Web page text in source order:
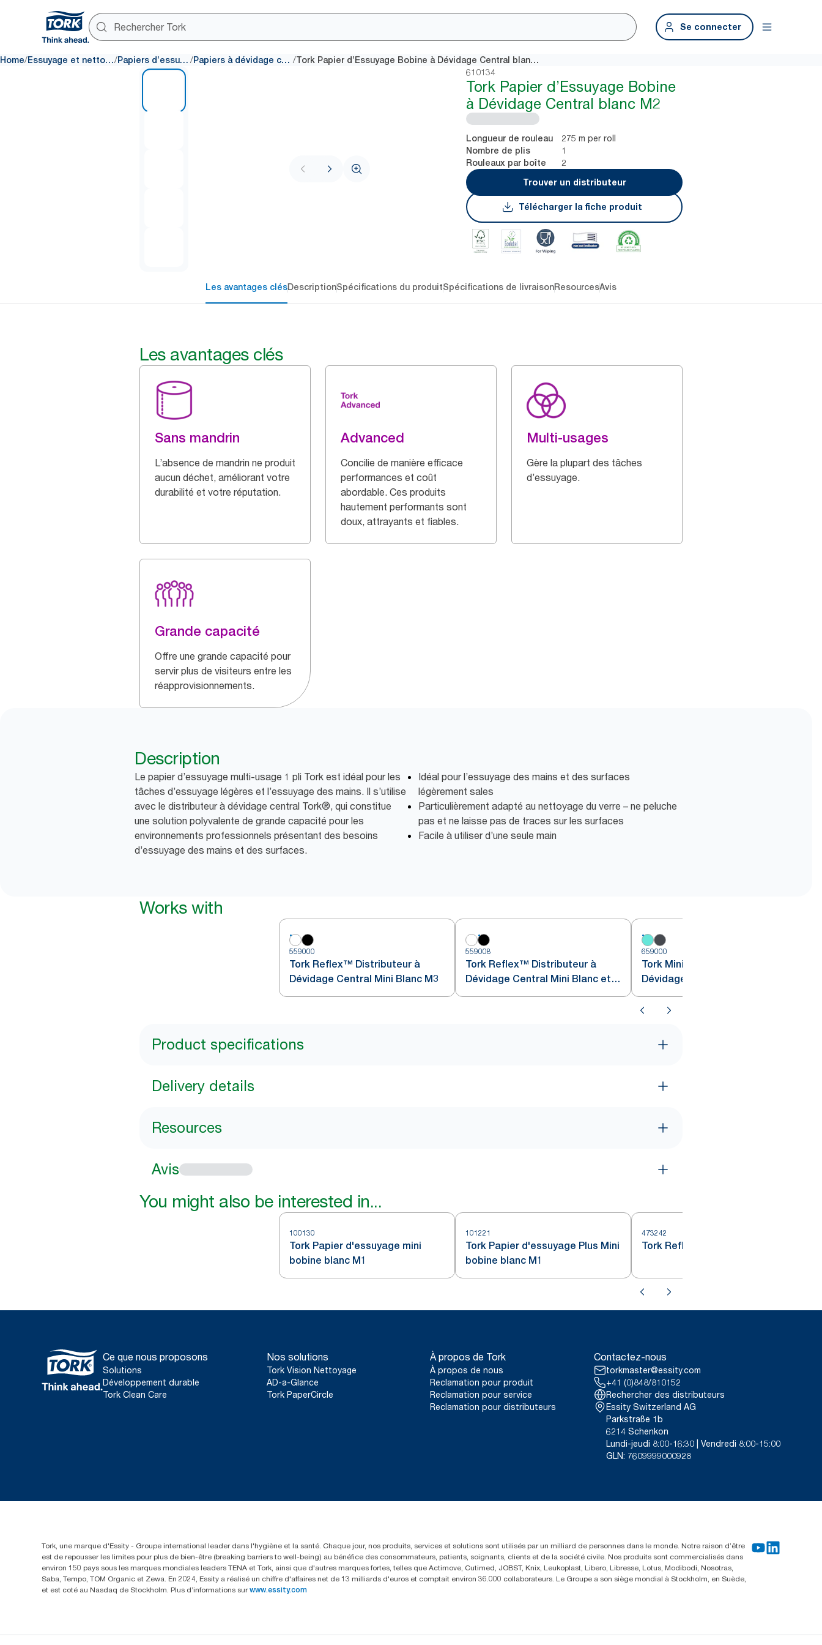
Se connecter
Home/ Essuyage et nettoyage/ Papiers d’essuyage / Papiers à dévidage central / Tork Papier d’Essuyage Bobine à Dévidage Central blanc M2
610134
Tork Papier d’Essuyage Bobine
à Dévidage Central blanc M2
Longueur de rouleau 275 m per roll
Nombre de plis 1
Rouleaux par boîte
2
Trouver un distributeur
Télécharger la fiche produit
Les avantages clésDescriptionSpécifications du produitSpécifications de livraisonResourcesAvis
Les avantages clés
Sans mandrin
L’absence de mandrin ne produit
aucun déchet, améliorant votre
durabilité et votre réputation.
Advanced
Concilie de manière efficace
performances et coût
abordable. Ces produits
hautement performants sont
doux, attrayants et fiables.
Multi-usages
Gère la plupart des tâches
d’essuyage.
Grande capacité
Offre une grande capacité pour
servir plus de visiteurs entre les
réapprovisionnements.
Description
Le papier d’essuyage multi-usage 1 pli Tork est idéal pour les
tâches d’essuyage légères et l’essuyage des mains. Il s’utilise
avec le distributeur à dévidage central Tork®, qui constitue
une solution polyvalente de grande capacité pour les
environnements professionnels présentant des besoins
d’essuyage des mains et des surfaces.
Idéal pour l’essuyage des mains et des surfaces
légèrement sales
Particulièrement adapté au nettoyage du verre – ne peluche
pas et ne laisse pas de traces sur les surfaces
Facile à utiliser d’une seule main
Works with
559000
Tork Reflex™ Distributeur à
Dévidage Central Mini Blanc M3
559008
Tork Reflex™ Distributeur à
Dévidage Central Mini Blanc et
Turquoise M3
659000
Tork Mini Distributeur à
Dévidage Central noir M1
Product specifications
Delivery details
Resources
Avis
You might also be interested in...
100130
Tork Papier d'essuyage mini
bobine blanc M1
101221
Tork Papier d'essuyage Plus Mini
bobine blanc M1
473242
Tork Reflex™ papier d’essuyage
Ce que nous proposons
Solutions
Développement durable
Tork Clean Care
Nos solutions
Tork Vision Nettoyage
AD-a-Glance
Tork PaperCircle
À propos de Tork
À propos de nous
Reclamation pour produit
Reclamation pour service
Reclamation pour distributeurs
Contactez-nous
torkmaster@essity.com
+41 (0)848/810152
Rechercher des distributeurs
Essity Switzerland AG
Parkstraße 1b
6214 Schenkon
Lundi-jeudi 8:00-16:30 | Vendredi 8:00-15:00
GLN: 7609999000928
Tork, une marque d'Essity - Groupe international leader dans l'hygiène et la santé. Chaque jour, nos produits, services et solutions sont utilisés par un milliard de personnes dans le monde. Notre raison d’être
est de repousser les limites pour plus de bien-être (breaking barriers to well-being) au bénéfice des consommateurs, patients, soignants, clients et de la société civile. Nos produits sont commercialisés dans
environ 150 pays sous les marques mondiales leaders TENA et Tork, ainsi que d'autres marques fortes, telles que Actimove, Cutimed, JOBST, Knix, Leukoplast, Libero, Libresse, Lotus, Modibodi, Nosotras,
Saba, Tempo, TOM Organic et Zewa. En 2024, Essity a réalisé un chiffre d'affaires net de 13 milliards d'euros et comptait environ 36.000 collaborateurs. Le Groupe a son siège mondial à Stockholm, en Suède,
et est coté au Nasdaq de Stockholm. Plus d’informations sur www.essity.com